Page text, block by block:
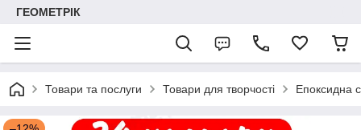
ГЕОМЕТРІК
Товари та послуги Товари для творчості Епоксидна